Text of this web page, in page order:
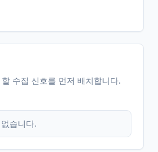
수집 신호를 먼저 배치합니다.
습니다.